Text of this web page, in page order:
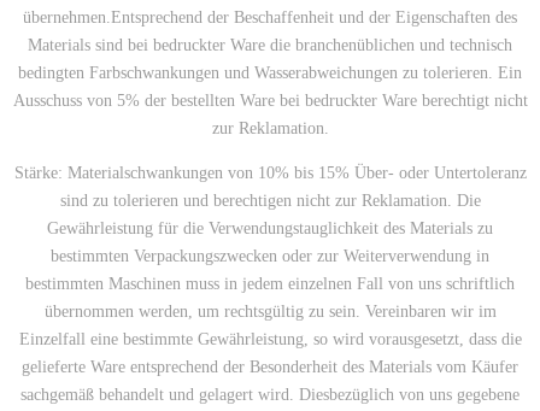
übernehmen.Entsprechend der Beschaffenheit und der Eigenschaften des
Materials sind bei bedruckter Ware die branchenüblichen und technisch
bedingten Farbschwankungen und Wasserabweichungen zu tolerieren. Ein
Ausschuss von 5% der bestellten Ware bei bedruckter Ware berechtigt nicht
zur Reklamation.
Stärke: Materialschwankungen von 10% bis 15% Über- oder Untertoleranz
sind zu tolerieren und berechtigen nicht zur Reklamation. Die
Gewährleistung für die Verwendungstauglichkeit des Materials zu
bestimmten Verpackungszwecken oder zur Weiterverwendung in
bestimmten Maschinen muss in jedem einzelnen Fall von uns schriftlich
übernommen werden, um rechtsgültig zu sein. Vereinbaren wir im
Einzelfall eine bestimmte Gewährleistung, so wird vorausgesetzt, dass die
gelieferte Ware entsprechend der Besonderheit des Materials vom Käufer
sachgemäß behandelt und gelagert wird. Diesbezüglich von uns gegebene